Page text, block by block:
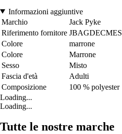
Informazioni aggiuntive
Marchio
Jack Pyke
Riferimento fornitore JBAGDECMES
Colore
marrone
Colore
Marrone
Sesso
Misto
Fascia d'età
Adulti
Composizione
100 % polyester
Loading...
Loading...
Tutte le nostre marche